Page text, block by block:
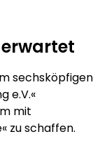
sechsköpfigen
e.V.«
mit
zu schaffen.